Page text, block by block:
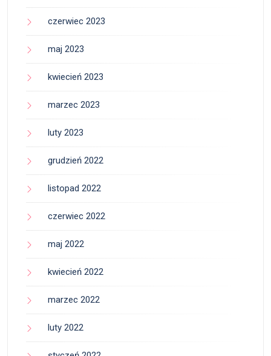
czerwiec 2023
maj 2023
kwiecień 2023
marzec 2023
luty 2023
grudzień 2022
listopad 2022
czerwiec 2022
maj 2022
kwiecień 2022
marzec 2022
luty 2022